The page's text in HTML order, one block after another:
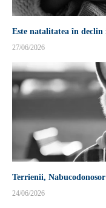
Este natalitatea în declin
27/06/2026
Terrienii,
24/06/2026